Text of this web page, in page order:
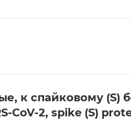
к спайковому (S)
CoV-2, spike (S)